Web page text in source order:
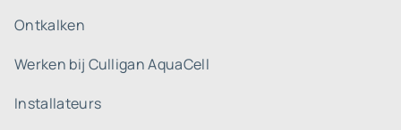
Ontkalken
Werken bij Culligan AquaCell
Installateurs